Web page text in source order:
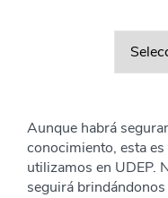
Aunque habrá
conocimiento, esta
utilizamos en UDEP.
seguirá